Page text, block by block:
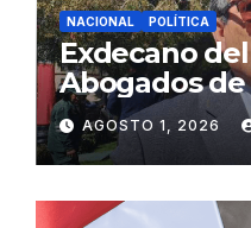
NACIONAL POLÍTICA
Exdecano
Abogados
propuestas
ciudadana
AGOSTO 1, 2026